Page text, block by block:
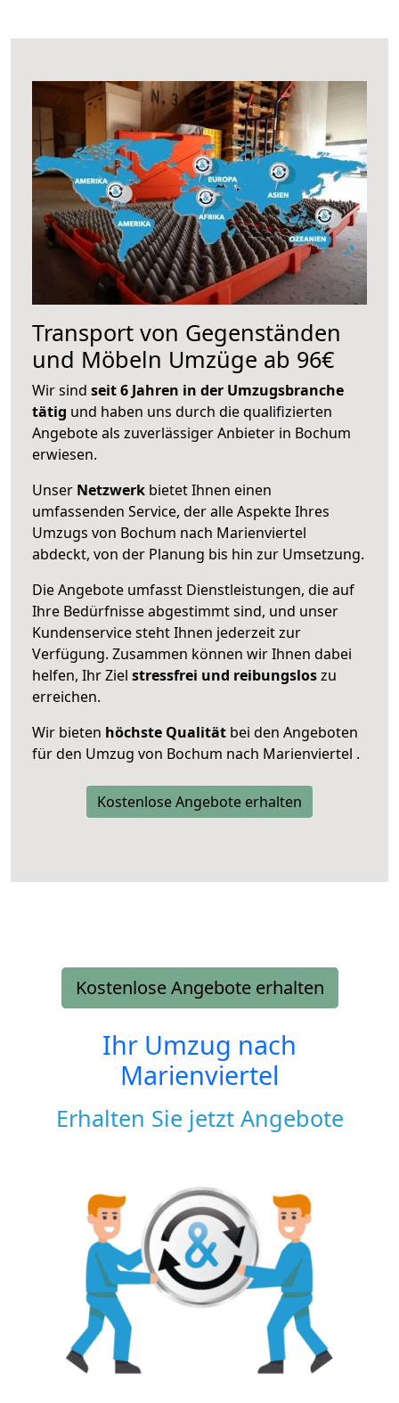
Transport von Gegenständen
und Möbeln Umzüge ab 96€
Wir sind seit 6 Jahren in der Umzugsbranche
tätig und haben uns durch die qualifizierten
Angebote als zuverlässiger Anbieter in Bochum
erwiesen.
Unser Netzwerk bietet Ihnen einen
umfassenden Service, der alle Aspekte Ihres
Umzugs von Bochum nach Marienviertel
abdeckt, von der Planung bis hin zur Umsetzung.
Die Angebote umfasst Dienstleistungen, die auf
Ihre Bedürfnisse abgestimmt sind, und unser
Kundenservice steht Ihnen jederzeit zur
Verfügung. Zusammen können wir Ihnen dabei
helfen, Ihr Ziel stressfrei und reibungsloszu
erreichen.
Wir bieten höchste Qualität bei den Angeboten
für den Umzug von Bochum nach Marienviertel .
Kostenlose Angebote erhalten
Kostenlose Angebote erhalten
Ihr Umzug nach
Marienviertel
Erhalten Sie jetzt Angebote